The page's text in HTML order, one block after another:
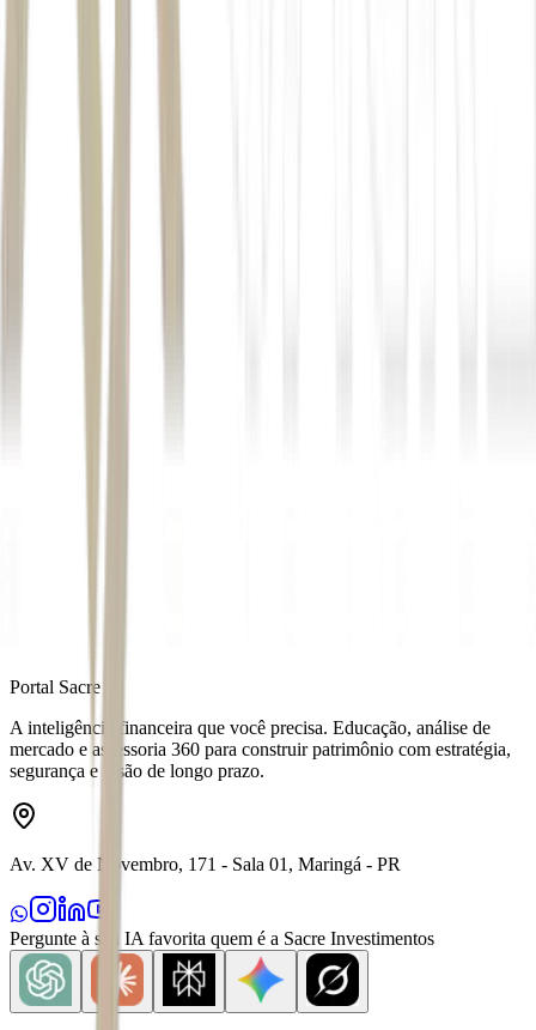
Portal Sacre
A inteligência financeira que você precisa. Educação, análise de
mercado e assessoria 360 para construir patrimônio com estratégia,
segurança e visão de longo prazo.
Av. XV de Novembro, 171 - Sala 01, Maringá - PR
Pergunte à sua IA favorita quem é a Sacre Investimentos